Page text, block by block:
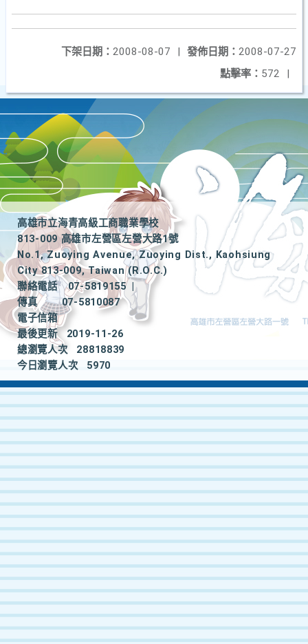
發佈日期： 2008-07-27
下架日期： 2008-08-07
|
點擊率： 572 |
高雄市立海青高級工商職業學校
813-009 高雄市左營區左營大路1號
No.1, Zuoying Avenue, Zuoying Dist., Kaohsiung
City 813-009, Taiwan (R.O.C.)
聯絡電話
07-5819155
|
傳真
07-5810087
電子信箱
最後更新
2019-11-26
總瀏覽人次
28818839
今日瀏覽人次
5970